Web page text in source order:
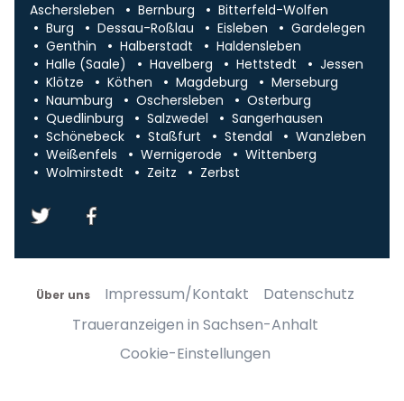
Aschersleben Bernburg
Bitterfeld-Wolfen
Burg
Dessau-Roßlau Eisleben
Gardelegen
Genthin
Halberstadt
Haldensleben
Halle (Saale)
Havelberg Hettstedt
Jessen
Klötze
Köthen Magdeburg
Merseburg
Naumburg
Oschersleben
Osterburg
Quedlinburg
Salzwedel
Sangerhausen
Schönebeck
Staßfurt Stendal
Wanzleben
Weißenfels
Wernigerode
Wittenberg
Wolmirstedt
Zeitz Zerbst
Über uns Impressum/Kontakt
Datenschutz
Traueranzeigen in Sachsen-Anhalt
Cookie-Einstellungen